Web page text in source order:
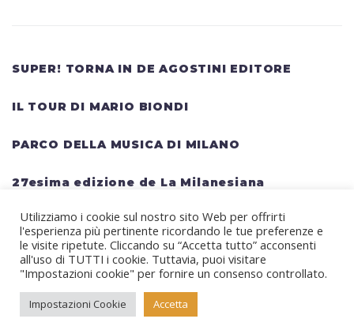
SUPER! TORNA IN DE AGOSTINI EDITORE
IL TOUR DI MARIO BIONDI
PARCO DELLA MUSICA DI MILANO
27esima edizione de La Milanesiana
HELLWATT FESTIVAL: una lineup gigantesca
per il festival estivo TRAVIS SCOTT, KANYE
WEST, SWEDISH HOUSE MAFIA, MARTIN
Utilizziamo i cookie sul nostro sito Web per offrirti
l'esperienza più pertinente ricordando le tue preferenze e
le visite ripetute. Cliccando su “Accetta tutto” acconsenti
all'uso di TUTTI i cookie. Tuttavia, puoi visitare
"Impostazioni cookie" per fornire un consenso controllato.
Impostazioni Cookie Accetta